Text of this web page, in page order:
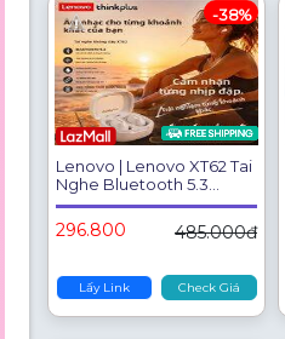
Lenovo | Lenovo XT62 Tai
Nghe Bluetooth 5.3
Không Dây HiFi Tai Nghe
Nhét Tai Thể Thao Có Mic
Điều Khiển Cảm Ứng
Nước
296.800 485.000đ
Lấy Link Check Giá
-38%